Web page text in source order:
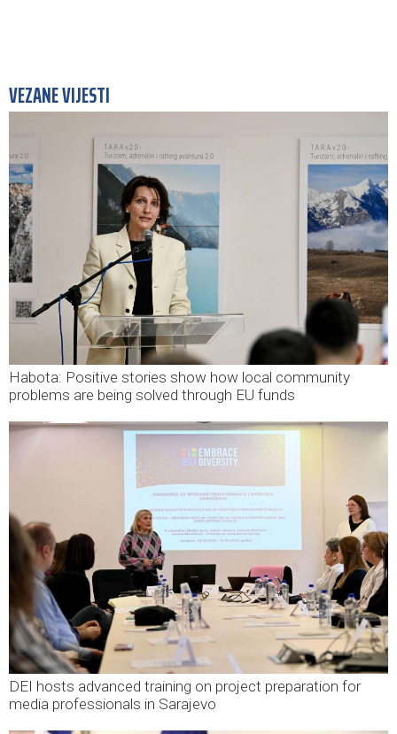
VEZANE VIJESTI
Habota: Positive stories show how local community
problems are being solved through EU funds
DEI hosts advanced training on project preparation for
media professionals in Sarajevo